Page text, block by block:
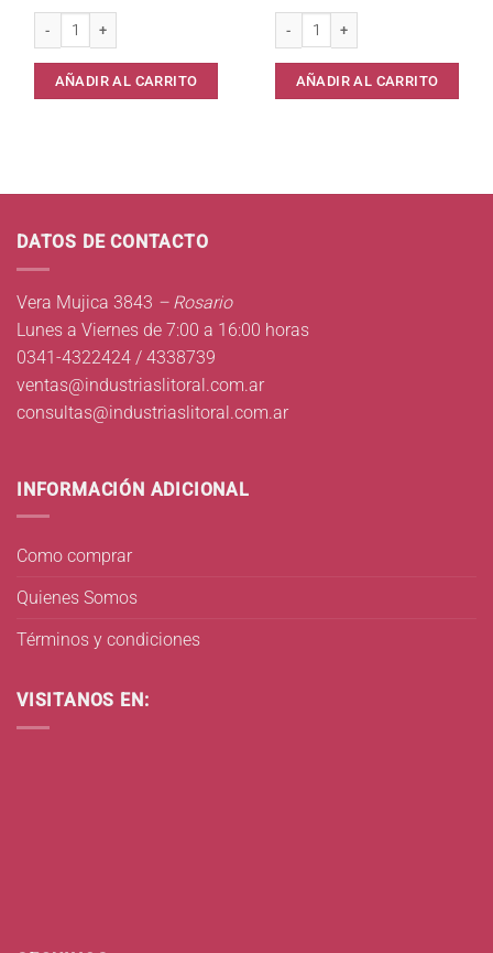
Crema Manos/Cuerpo Humect.Nutriplus 245ml* cantidad
AÑADIR AL CARRITO
Crema Manos Rosa Bulgaria
AÑADIR AL CARRITO
DATOS DE CONTACTO
Vera Mujica 3843 – Rosario
Lunes a Viernes de 7:00 a 16:00 horas
0341-4322424 / 4338739
ventas@industriaslitoral.com.ar
consultas@industriaslitoral.com.ar
INFORMACIÓN ADICIONAL
Como comprar
Quienes Somos
Términos y condiciones
VISITANOS EN: